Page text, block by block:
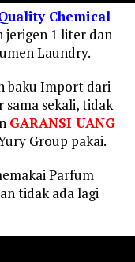
Chemical
jerigen 1 liter dan
Laundry.
baku Import dari
sekali, tidak
GARANSI UANG
Group pakai.
Parfum
tidak ada lagi